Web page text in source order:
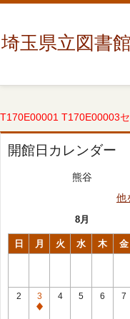
埼玉県立図書館
T170E00001 T170E00003
開館日カレンダー
熊谷
他
8月
日 月 火 水 木 金
2
3
休
4 5 6 7